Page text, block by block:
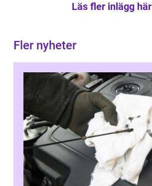
Läs fler inlägg här
Fler nyheter